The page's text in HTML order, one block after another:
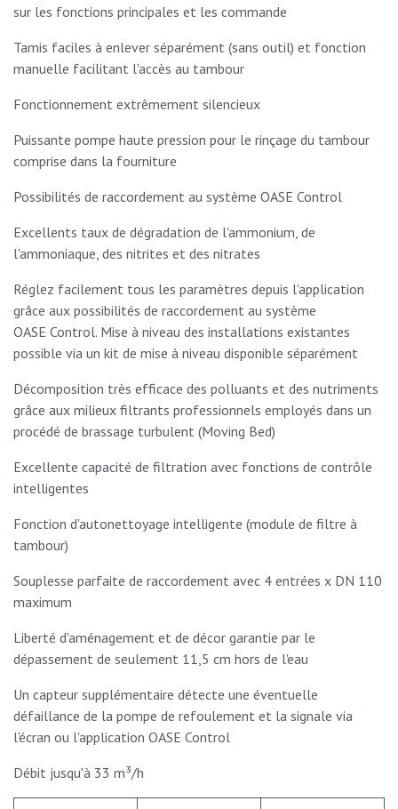
sur les fonctions principales et les commande
Tamis faciles à enlever séparément (sans outil) et fonction
manuelle facilitant l'accès au tambour
Fonctionnement extrêmement silencieux
Puissante pompe haute pression pour le rinçage du tambour
comprise dans la fourniture
Possibilités de raccordement au système OASE Control
Excellents taux de dégradation de l'ammonium, de
l'ammoniaque, des nitrites et des nitrates
Réglez facilement tous les paramètres depuis l'application
grâce aux possibilités de raccordement au système
OASE Control. Mise à niveau des installations existantes
possible via un kit de mise à niveau disponible séparément
Décomposition très efficace des polluants et des nutriments
grâce aux milieux filtrants professionnels employés dans un
procédé de brassage turbulent (Moving Bed)
Excellente capacité de filtration avec fonctions de contrôle
intelligentes
Fonction d'autonettoyage intelligente (module de filtre à
tambour)
Souplesse parfaite de raccordement avec 4 entrées x DN 110
maximum
Liberté d'aménagement et de décor garantie par le
dépassement de seulement 11,5 cm hors de l'eau
Un capteur supplémentaire détecte une éventuelle
défaillance de la pompe de refoulement et la signale via
l'écran ou l'application OASE Control
Débit jusqu'à 33 m³/h